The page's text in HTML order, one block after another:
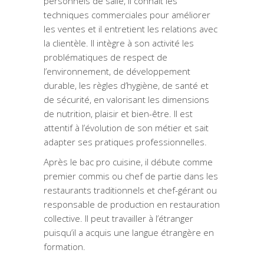
techniques commerciales pour améliorer
les ventes et il entretient les relations avec
la clientèle. Il intègre à son activité les
problématiques de respect de
l’environnement, de développement
durable, les règles d’hygiène, de santé et
de sécurité, en valorisant les dimensions
de nutrition, plaisir et bien-être. Il est
attentif à l’évolution de son métier et sait
adapter ses pratiques professionnelles.
Après le bac pro cuisine, il débute comme
premier commis ou chef de partie dans les
restaurants traditionnels et chef-gérant ou
responsable de production en restauration
collective. Il peut travailler à l’étranger
puisqu’il a acquis une langue étrangère en
formation.